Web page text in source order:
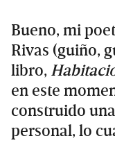
Bueno, mi
Rivas (guiño,
libro,
en este
construido
personal, lo